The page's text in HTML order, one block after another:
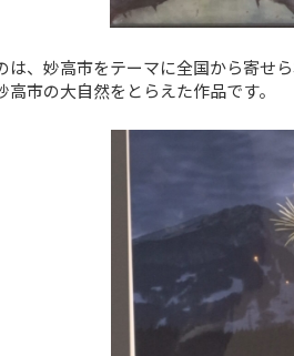
は、妙高市をテーマに全国から寄せ
高市の大自然をとらえた作品です。